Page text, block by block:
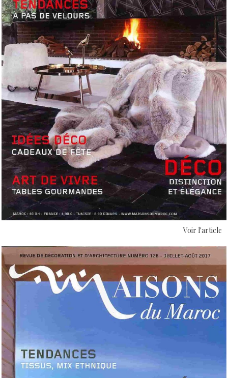
Voir l'article